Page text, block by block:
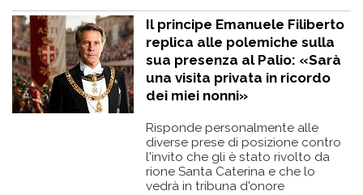
Il principe Emanuele Filiberto
replica alle polemiche sulla
sua presenza al Palio: «Sarà
una visita privata in ricordo
dei miei nonni»
Risponde personalmente alle
diverse prese di posizione contro
l'invito che gli è stato rivolto da
rione Santa Caterina e che lo
vedrà in tribuna d'onore